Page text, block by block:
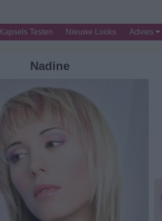
Kapsels Testen Nieuwe Looks Advies
Nadine